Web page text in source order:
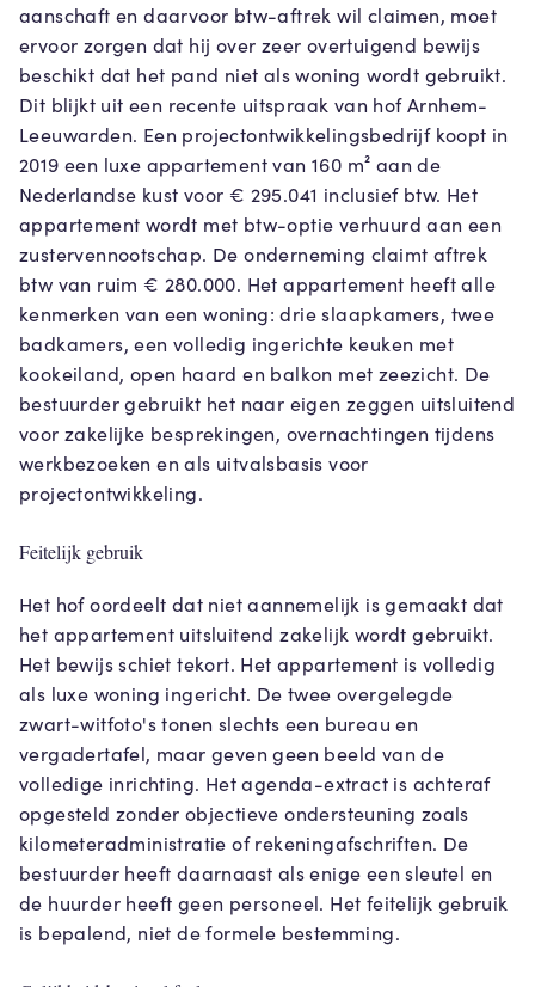
aanschaft en daarvoor btw-aftrek wil claimen, moet
ervoor zorgen dat hij over zeer overtuigend bewijs
beschikt dat het pand niet als woning wordt gebruikt.
Dit blijkt uit een recente uitspraak van hof Arnhem-
Leeuwarden. Een projectontwikkelingsbedrijf koopt in
2019 een luxe appartement van 160 m² aan de
Nederlandse kust voor € 295.041 inclusief btw. Het
appartement wordt met btw-optie verhuurd aan een
zustervennootschap. De onderneming claimt aftrek
btw van ruim € 280.000. Het appartement heeft alle
kenmerken van een woning: drie slaapkamers, twee
badkamers, een volledig ingerichte keuken met
kookeiland, open haard en balkon met zeezicht. De
bestuurder gebruikt het naar eigen zeggen uitsluitend
voor zakelijke besprekingen, overnachtingen tijdens
werkbezoeken en als uitvalsbasis voor
projectontwikkeling.
Feitelijk gebruik
Het hof oordeelt dat niet aannemelijk is gemaakt dat
het appartement uitsluitend zakelijk wordt gebruikt.
Het bewijs schiet tekort. Het appartement is volledig
als luxe woning ingericht. De twee overgelegde
zwart-witfoto's tonen slechts een bureau en
vergadertafel, maar geven geen beeld van de
volledige inrichting. Het agenda-extract is achteraf
opgesteld zonder objectieve ondersteuning zoals
kilometeradministratie of rekeningafschriften. De
bestuurder heeft daarnaast als enige een sleutel en
de huurder heeft geen personeel. Het feitelijk gebruik
is bepalend, niet de formele bestemming.